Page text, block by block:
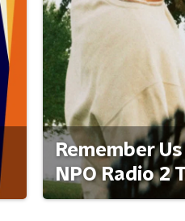
Remember
NPO Radio 2